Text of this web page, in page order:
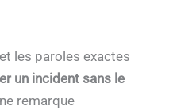
les paroles exactes
un incident sans le
remarque